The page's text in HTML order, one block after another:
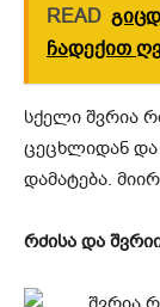
READ
ჩადექით
სქელი შვრია
ცეცხლიდან და
დამატება.
რძისა და